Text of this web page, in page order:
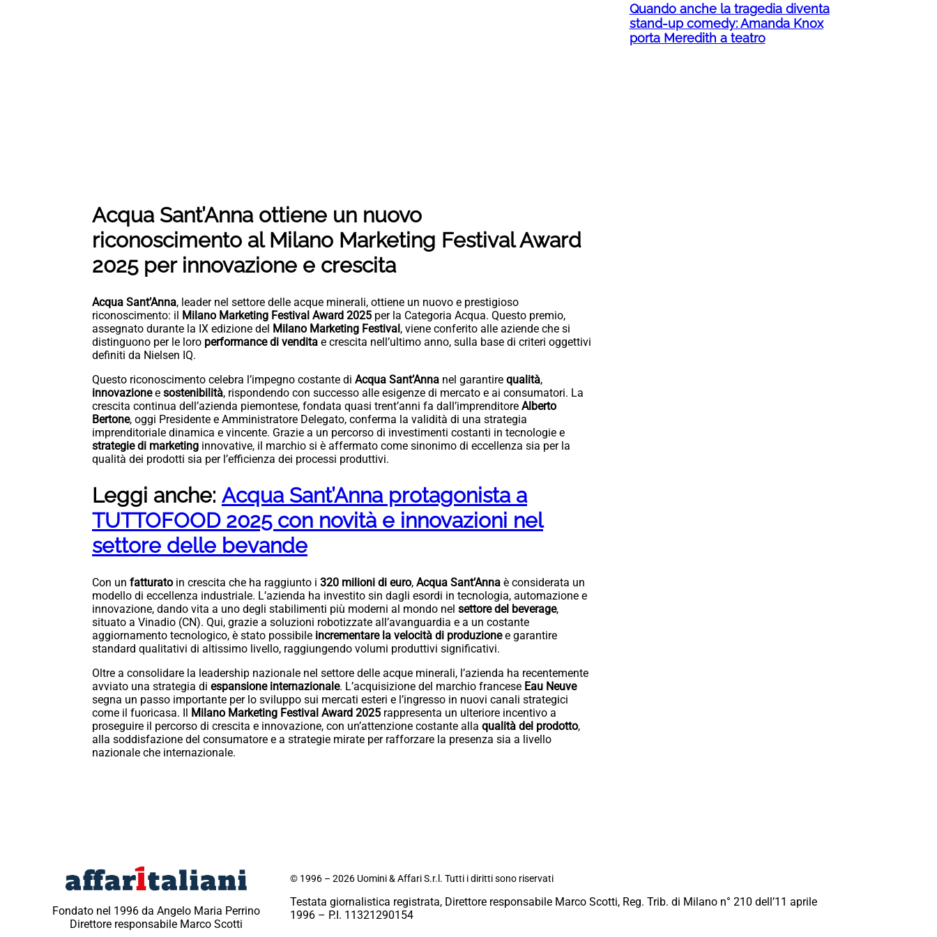
Acqua Sant’Anna ottiene un nuovo
riconoscimento al Milano Marketing Festival Award
2025 per innovazione e crescita
Acqua Sant’Anna, leader nel settore delle acque minerali, ottiene un nuovo e prestigioso
riconoscimento: il Milano Marketing Festival Award 2025 per la Categoria Acqua. Questo premio,
assegnato durante la IX edizione del Milano Marketing Festival, viene conferito alle aziende che si
distinguono per le loro performance di vendita e crescita nell’ultimo anno, sulla base di criteri oggettivi
definiti da Nielsen IQ.
Questo riconoscimento celebra l’impegno costante di Acqua Sant’Anna nel garantire qualità,
innovazionee sostenibilità, rispondendo con successo alle esigenze di mercato e ai consumatori. La
crescita continua dell’azienda piemontese, fondata quasi trent’anni fa dall’imprenditore Alberto
Bertone, oggi Presidente e Amministratore Delegato, conferma la validità di una strategia
imprenditoriale dinamica e vincente. Grazie a un percorso di investimenti costanti in tecnologie e
strategie di marketing innovative, il marchio si è affermato come sinonimo di eccellenza sia per la
qualità dei prodotti sia per l’efficienza dei processi produttivi.
Leggi anche: Acqua Sant’Anna protagonista a
TUTTOFOOD 2025 con novità e innovazioni nel
settore delle bevande
Con un fatturato in crescita che ha raggiunto i 320 milioni di euro, Acqua Sant’Anna è considerata un
modello di eccellenza industriale. L’azienda ha investito sin dagli esordi in tecnologia, automazione e
innovazione, dando vita a uno degli stabilimenti più moderni al mondo nel settore del beverage,
situato a Vinadio (CN). Qui, grazie a soluzioni robotizzate all’avanguardia e a un costante
aggiornamento tecnologico, è stato possibile incrementare la velocità di produzionee garantire
standard qualitativi di altissimo livello, raggiungendo volumi produttivi significativi.
Oltre a consolidare la leadership nazionale nel settore delle acque minerali, l’azienda ha recentemente
avviato una strategia di espansione internazionale. L’acquisizione del marchio francese Eau Neuve
segna un passo importante per lo sviluppo sui mercati esteri e l’ingresso in nuovi canali strategici
come il fuoricasa. Il Milano Marketing Festival Award 2025 rappresenta un ulteriore incentivo a
proseguire il percorso di crescita e innovazione, con un’attenzione costante alla qualità del prodotto,
alla soddisfazione del consumatore e a strategie mirate per rafforzare la presenza sia a livello
nazionale che internazionale.
Quando anche la tragedia diventa
stand-up comedy: Amanda Knox
porta Meredith a teatro
Fondato nel 1996 da Angelo Maria Perrino
Direttore responsabile Marco Scotti
© 1996 – 2026 Uomini & Affari S.r.l. Tutti i diritti sono riservati
Testata giornalistica registrata, Direttore responsabile Marco Scotti, Reg. Trib. di Milano n° 210 dell’11 aprile
1996 – P.I. 11321290154